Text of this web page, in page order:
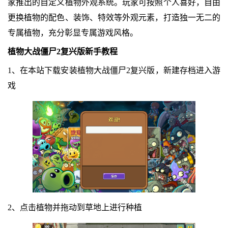
家推出的自定义植物外观系统。玩家可按照个人喜好，自由
更换植物的配色、装饰、特效等外观元素，打造独一无二的
专属植物，充分彰显专属游戏风格。
植物大战僵尸2复兴版新手教程
1、在本站下载安装植物大战僵尸2复兴版，新建存档进入游
戏
2、点击植物并拖动到草地上进行种植